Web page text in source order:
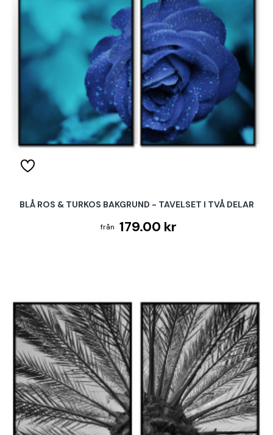
BLÅ ROS & TURKOS BAKGRUND - TAVELSET I TVÅ DELAR
179.00 kr